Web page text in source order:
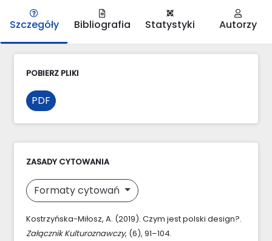
Szczegóły Bibliografia Statystyki Autorzy
POBIERZ PLIKI
PDF
ZASADY CYTOWANIA
Formaty cytowań
Kostrzyńska-Miłosz, A. (2019). Czym jest polski design?.
Załącznik Kulturoznawczy, (6), 91–104.